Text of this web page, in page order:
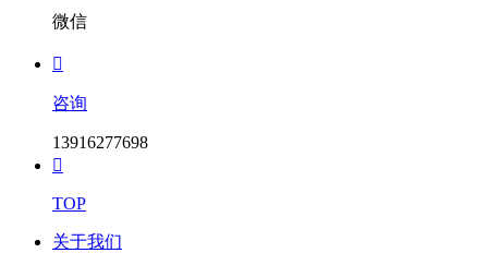
微信

咨询
13916277698

TOP
关于我们